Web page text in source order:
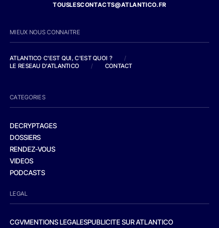
TOUSLESCONTACTS@ATLANTICO.FR
MIEUX NOUS CONNAITRE
ATLANTICO C'EST QUI, C'EST QUOI ?
/
LE RESEAU D'ATLANTICO
/ CONTACT
CATEGORIES
DECRYPTAGES
DOSSIERS
RENDEZ-VOUS
VIDEOS
PODCASTS
LEGAL
CGVMENTIONS LEGALESPUBLICITE SUR ATLANTICO